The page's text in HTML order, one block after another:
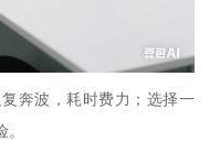
奔波，耗时费力；选择一